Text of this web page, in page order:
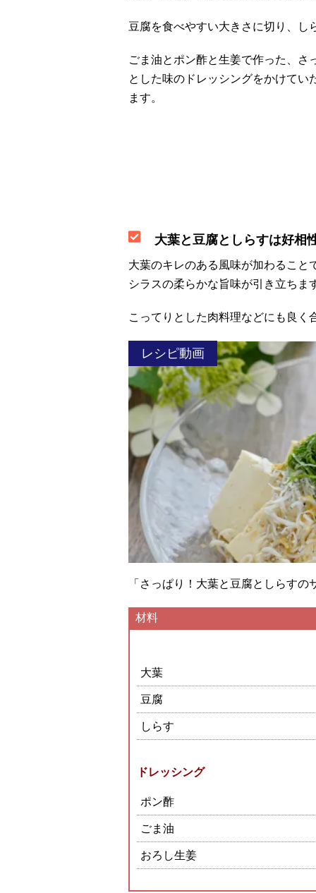
豆腐を食べやすい大きさに切り、し
ごま油とポン酢と生姜で作った、さ
とした味のドレッシングをかけてい
ます。
大葉と豆腐としらすは好相
大葉のキレのある風味が加わること
シラスの柔らかな旨味が引き立ちま
こってりとした肉料理などにも良く
レシピ動画
「さっぱり！大葉と豆腐としらす
材料
大葉
豆腐
しらす
ドレッシング
ポン酢
ごま油
おろし生姜